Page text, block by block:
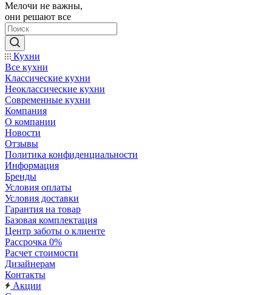
Мелочи не важны,
они решают все
Кухни
Все кухни
Классические кухни
Неоклассические кухни
Современные кухни
Компания
О компании
Новости
Отзывы
Политика конфиденциальности
Информация
Бренды
Условия оплаты
Условия доставки
Гарантия на товар
Базовая комплектация
Центр заботы о клиенте
Рассрочка 0%
Расчет стоимости
Дизайнерам
Контакты
Акции